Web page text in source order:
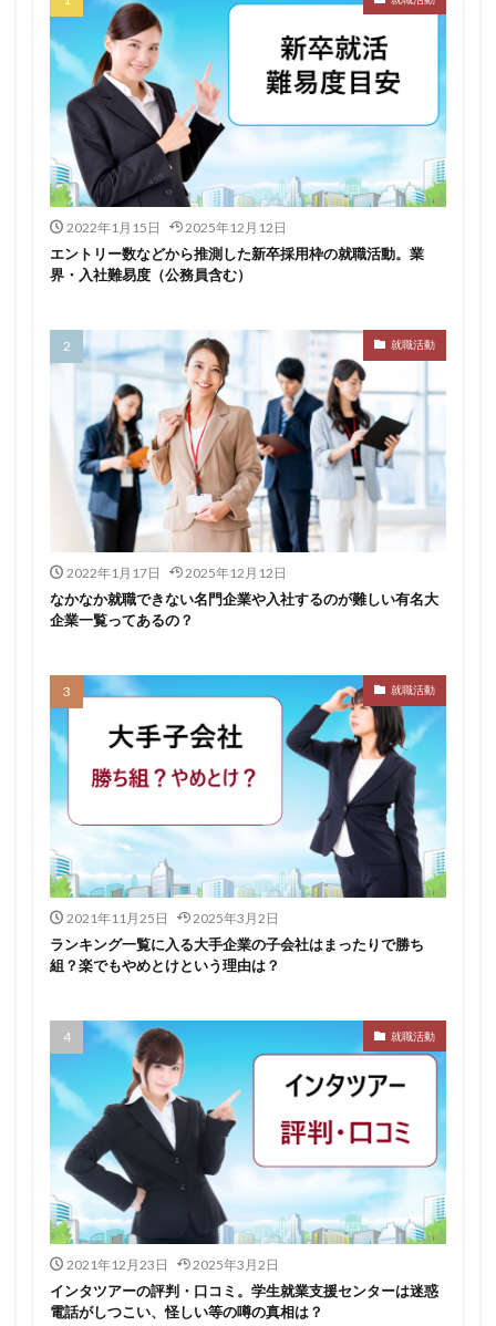
2022年1月15日 2025年12月12日
エントリー数などから推測した新卒採用枠の就職活動。業
界・入社難易度（公務員含む）
就職活動
2022年1月17日 2025年12月12日
なかなか就職できない名門企業や入社するのが難しい有名大
企業一覧ってあるの？
就職活動
2021年11月25日 2025年3月2日
ランキング一覧に入る大手企業の子会社はまったりで勝ち
組？楽でもやめとけという理由は？
就職活動
2021年12月23日 2025年3月2日
インタツアーの評判・口コミ。学生就業支援センターは迷惑
電話がしつこい、怪しい等の噂の真相は？
見分け方
裁量権
落ちてから
自己分析ツール 身バレ
自己分析
自己PR動画
職種 職務経歴書
職サークル
締切
第二新卒とは
第二新卒エージェントneo
第二新卒
超優良企業 種類
長所
面談
面接 難易度
難しく考えすぎ
難しい
隠れホワイト企業
長所がわからない
適職診断ツール
進路決まらない
逆質問 逆求人
退会出来ない
転職できる
転職サイト 穴場
私服
愛知県名古屋市
既卒 朝日学情ナビ
服装
有名企業
最終面接 書けない
書かない
早期選考時期
早期選考 新卒採用
東北地方
新卒応援ハローワーク
新卒 支援先
持ち駒ゼロ
手遅れ 手取り15万
成長
泣くほど嫌い
相談 甘い 理系ナビ
理系
狙い目
無理
株式会社ジールコミュニケーションズ
求人探し方
比較 正社員 業界診断
業界別
株式会社リアライブ
株式会社パフ
体育会
11月
アプリ
インターンシップ
インターン
イロダスサロン
イベント いつから
いくら
いくつ
いい就職ドットコム
アスリートエージェント
インタツアー
あさがくナビ
あきらめ
アカリク就職エージェント
UZUZ
URL unistyle
インターンシップガイド
ウズキャリ
TSUNORU
キャリch
キャンパスキャリア
キャリチャン
キャリセン就活エージェント
キャリアパーク
キャリアチケットスカウト
キャリアセレクト
キャリアスタート
キミスカ
エンジニア
カレンダー
かからない大学
オファーボックス
オファーサービス
エントリーシート（ES）
エントリーシート
エントリー
エンジニア就活 type就活